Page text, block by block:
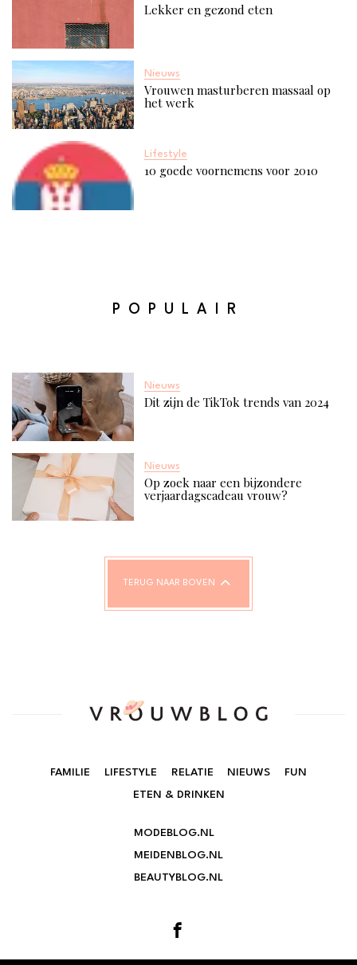
Lekker en gezond eten
Nieuws
Vrouwen masturberen massaal op
het werk
Lifestyle
10 goede voornemens voor 2010
POPULAIR
Nieuws
Dit zijn de TikTok trends van 2024
Nieuws
Op zoek naar een bijzondere
verjaardagscadeau vrouw?
TERUG NAAR BOVEN
FAMILIE LIFESTYLE RELATIE NIEUWS
FUN
ETEN & DRINKEN
MODEBLOG.NL
MEIDENBLOG.NL
BEAUTYBLOG.NL